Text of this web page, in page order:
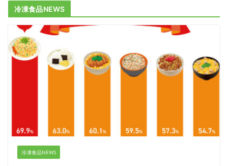
冷凍食品NEWS
冷凍食品NEWS